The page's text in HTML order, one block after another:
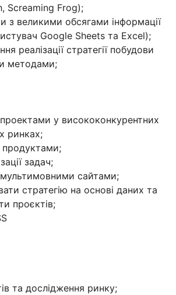
Screaming Frog);
з великими обсягами інформації
Google Sheets та Excel);
реалізації стратегії побудови
методами;
у висококонкурентних
ринках;
продуктами;
задач;
сайтами;
стратегію на основі даних та
проєктів;
та дослідження ринку;